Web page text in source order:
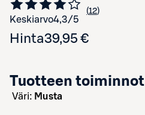
Keskiarvo4,3/5 Siirry arvioihin
12
kappaletta
Hinta39,95 €
Tuotteen toiminnot
väri: Musta